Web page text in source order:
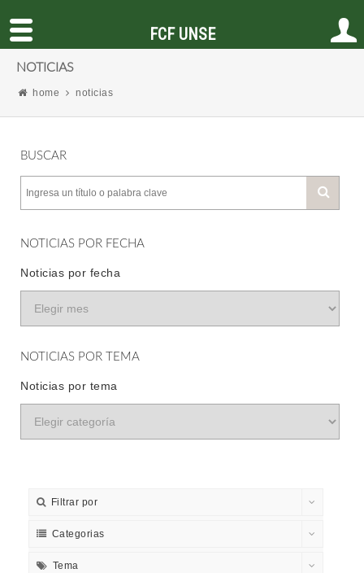
NOTICIAS
home noticias
BUSCAR
NOTICIAS POR FECHA
Noticias por fecha
NOTICIAS POR TEMA
Noticias por tema
Filtrar por
Categorias
Tema
FCF UNSE